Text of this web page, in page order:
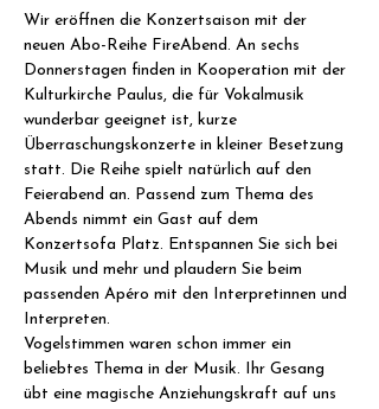
Wir eröffnen die Konzertsaison mit der
neuen Abo-Reihe FireAbend. An sechs
Donnerstagen finden in Kooperation mit der
Kulturkirche Paulus, die für Vokalmusik
wunderbar geeignet ist, kurze
Überraschungskonzerte in kleiner Besetzung
statt. Die Reihe spielt natürlich auf den
Feierabend an. Passend zum Thema des
Abends nimmt ein Gast auf dem
Konzertsofa Platz. Entspannen Sie sich bei
Musik und mehr und plaudern Sie beim
passenden Apéro mit den Interpretinnen und
Interpreten.
Vogelstimmen waren schon immer ein
beliebtes Thema in der Musik. Ihr Gesang
übt eine magische Anziehungskraft auf uns